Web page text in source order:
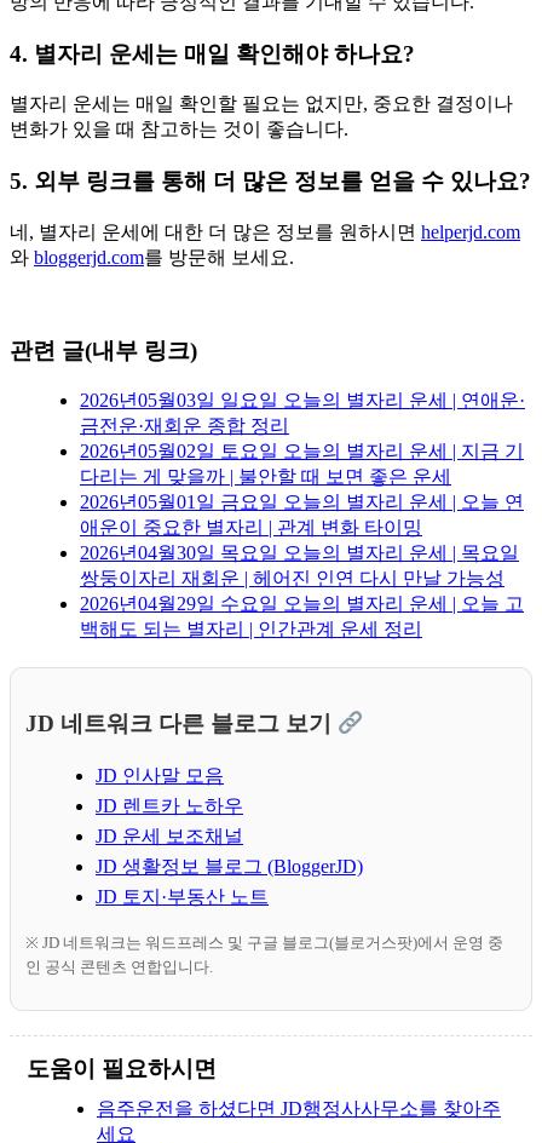
4. 별자리 운세는 매일 확인해야 하나요?
별자리 운세는 매일 확인할 필요는 없지만, 중요한 결정이나
변화가 있을 때 참고하는 것이 좋습니다.
5. 외부 링크를 통해 더 많은 정보를 얻을 수 있나요?
네, 별자리 운세에 대한 더 많은 정보를 원하시면 helperjd.com
와 bloggerjd.com를 방문해 보세요.
관련 글(내부 링크)
2026년05월03일 일요일 오늘의 별자리 운세 | 연애운·
금전운·재회운 종합 정리
2026년05월02일 토요일 오늘의 별자리 운세 | 지금 기
다리는 게 맞을까 | 불안할 때 보면 좋은 운세
2026년05월01일 금요일 오늘의 별자리 운세 | 오늘 연
애운이 중요한 별자리 | 관계 변화 타이밍
2026년04월30일 목요일 오늘의 별자리 운세 | 목요일
쌍둥이자리 재회운 | 헤어진 인연 다시 만날 가능성
2026년04월29일 수요일 오늘의 별자리 운세 | 오늘 고
백해도 되는 별자리 | 인간관계 운세 정리
JD 네트워크 다른 블로그 보기
JD 인사말 모음
JD 렌트카 노하우
JD 운세 보조채널
JD 생활정보 블로그 (BloggerJD)
JD 토지·부동산 노트
※ JD 네트워크는 워드프레스 및 구글 블로그(블로거스팟)에서 운영 중
인 공식 콘텐츠 연합입니다.
도움이 필요하시면
음주운전을 하셨다면 JD행정사사무소를 찾아주
세요